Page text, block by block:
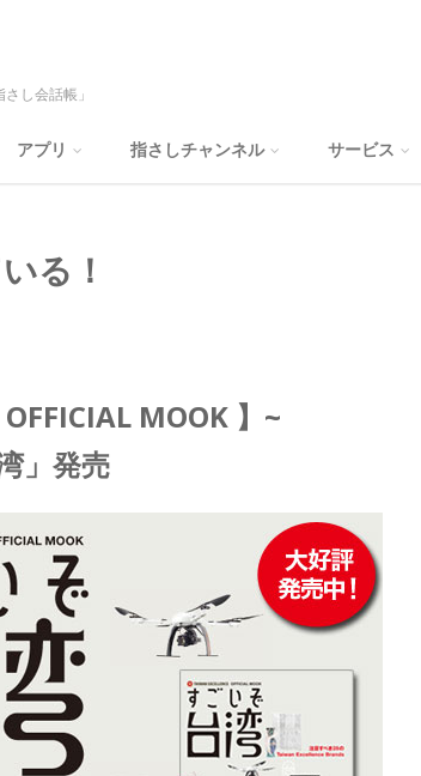
し会話帳」
アプリ 指さしチャンネル サービス
る！
MOOK 】~
」発売